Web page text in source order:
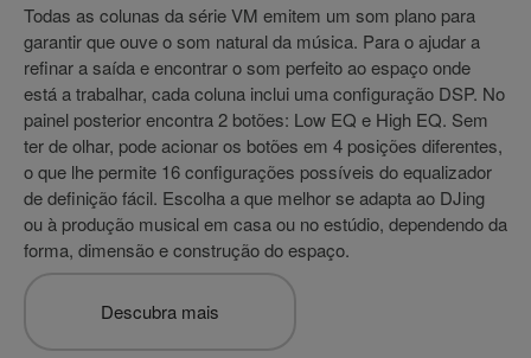
Todas as colunas da série VM emitem um som plano para
garantir que ouve o som natural da música. Para o ajudar a
refinar a saída e encontrar o som perfeito ao espaço onde
está a trabalhar, cada coluna inclui uma configuração DSP. No
painel posterior encontra 2 botões: Low EQ e High EQ. Sem
ter de olhar, pode acionar os botões em 4 posições diferentes,
o que lhe permite 16 configurações possíveis do equalizador
de definição fácil. Escolha a que melhor se adapta ao DJing
ou à produção musical em casa ou no estúdio, dependendo da
forma, dimensão e construção do espaço.
Descubra mais